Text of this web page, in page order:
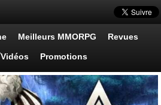
Meilleurs MMORPG Revues
Vidéos Promotions